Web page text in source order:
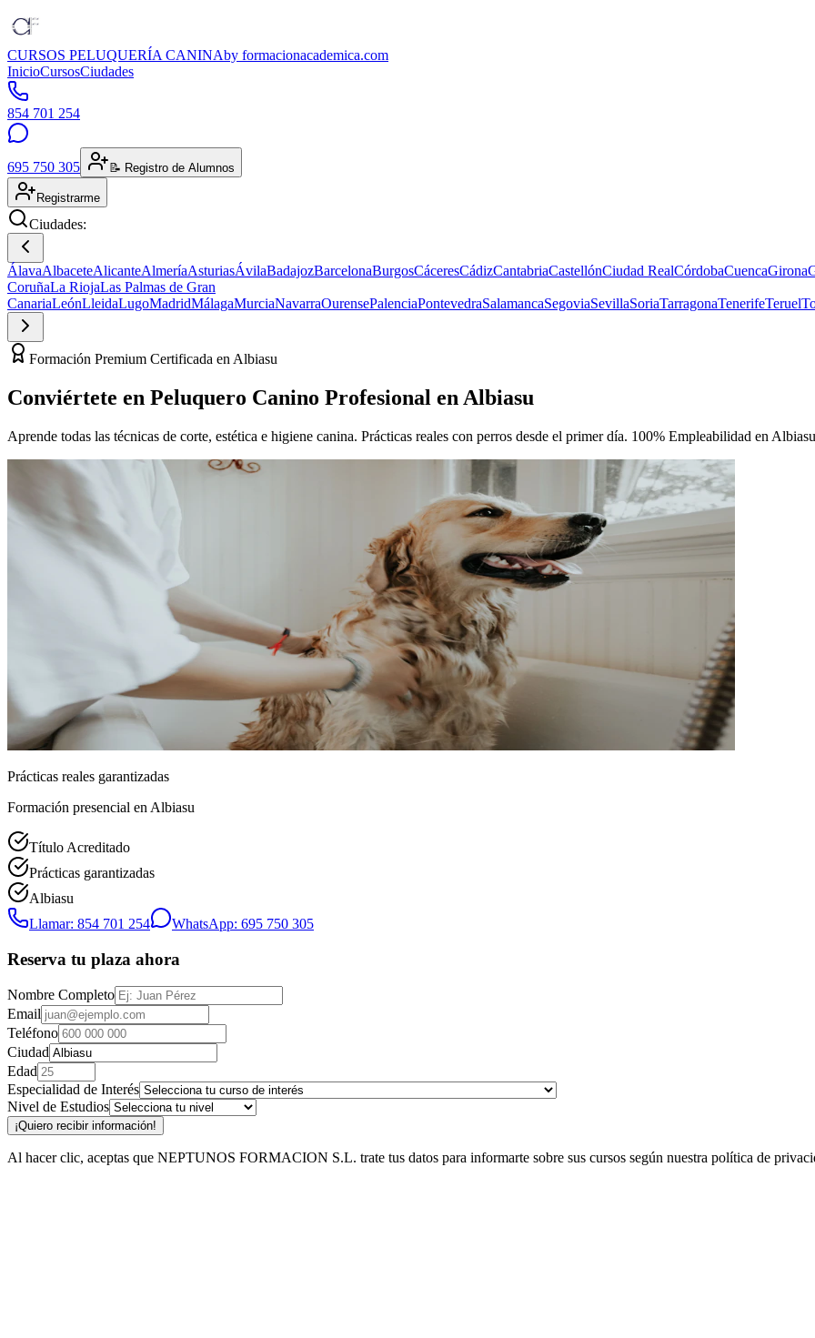
CURSOS PELUQUERÍA CANINAby formacionacademica.com
InicioCursosCiudades
854 701 254
695 750 305 📝 Registro de Alumnos
Registrarme
Ciudades:
ÁlavaAlbaceteAlicanteAlmeríaAsturiasÁvilaBadajozBarcelonaBurgosCáceresCádizCantabriaCastellónCiudad RealCórdobaCuencaGirona
CoruñaLa RiojaLas Palmas de Gran
CanariaLeónLleidaLugoMadridMálagaMurciaNavarraOurensePalenciaPontevedraSalamancaSegoviaSevillaSoriaTarragonaTenerifeTeruel
Formación Premium Certificada en Albiasu
Conviértete en Peluquero Canino Profesional en Albiasu
Aprende todas las técnicas de corte, estética e higiene canina. Prácticas reales con perros desde el primer día. 100% Empleabilidad en
Prácticas reales garantizadas
Formación presencial en Albiasu
Título Acreditado
Prácticas garantizadas
Albiasu
Llamar: 854 701 254
WhatsApp: 695 750 305
Reserva tu plaza ahora
Nombre Completo
Email
Teléfono
Ciudad
Edad
Especialidad de Interés
Nivel de Estudios
¡Quiero recibir información!
Al hacer clic, aceptas que NEPTUNOS FORMACION S.L. trate tus datos para informarte sobre sus cursos según nuestra política de